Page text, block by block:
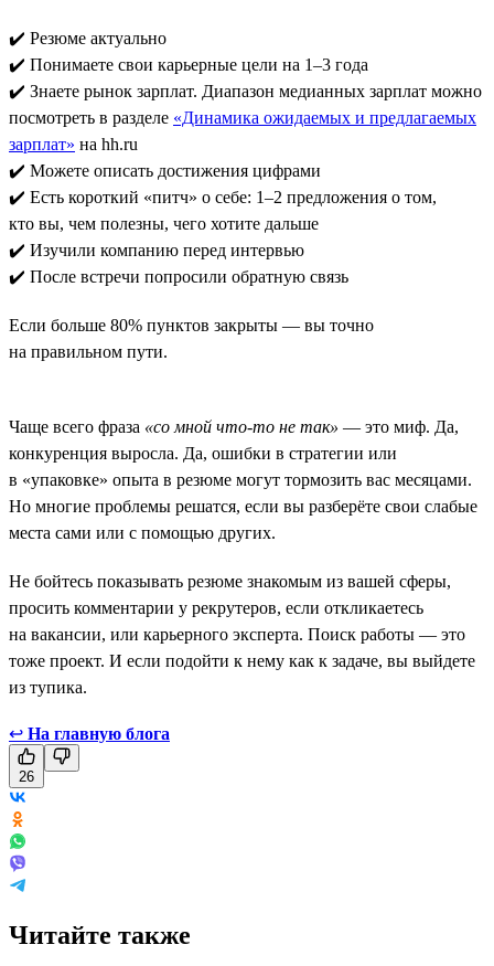
✔️ Резюме актуально
✔️ Понимаете свои карьерные цели на 1–3 года
✔️ Знаете рынок зарплат. Диапазон медианных зарплат можно
посмотреть в разделе «Динамика ожидаемых и предлагаемых
зарплат» на hh.ru
✔️ Можете описать достижения цифрами
✔️ Есть короткий «питч» о себе: 1–2 предложения о том,
кто вы, чем полезны, чего хотите дальше
✔️ Изучили компанию перед интервью
✔️ После встречи попросили обратную связь
Если больше 80% пунктов закрыты — вы точно
на правильном пути.
Чаще всего фраза «со мной что-то не так» — это миф. Да,
конкуренция выросла. Да, ошибки в стратегии или
в «упаковке» опыта в резюме могут тормозить вас месяцами.
Но многие проблемы решатся, если вы разберёте свои слабые
места сами или с помощью других.
Не бойтесь показывать резюме знакомым из вашей сферы,
просить комментарии у рекрутеров, если откликаетесь
на вакансии, или карьерного эксперта. Поиск работы — это
тоже проект. И если подойти к нему как к задаче, вы выйдете
из тупика.
↩ На главную блога
26
Читайте также